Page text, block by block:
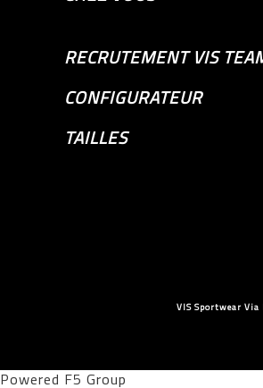
RECRUTEMENT VIS
CONFIGURATEUR
TAILLES
VIS Sportwear
Powered F5 Group